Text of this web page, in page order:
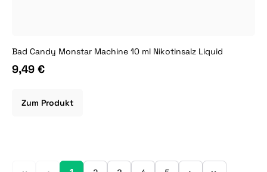
Bad Candy Monstar Machine 10 ml Nikotinsalz Liquid
9,49 €
Zum Produkt